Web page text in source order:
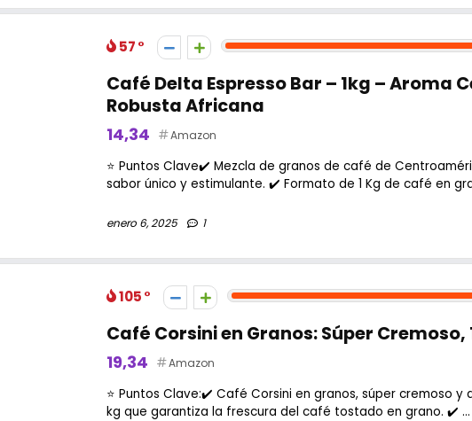
57
Café Delta Espresso Bar – 1kg – Aroma
Robusta Africana
14,34 Amazon
⭐ Puntos Clave✔️ Mezcla de granos de café de
sabor único y estimulante. ✔️ Formato de 1 Kg de café en
enero 6, 2025 1
105
Café Corsini en Granos: Súper Cremoso,
19,34 Amazon
⭐ Puntos Clave:✔️ Café Corsini en granos, súper cremoso y
kg que garantiza la frescura del café tostado en grano. ✔️ ...